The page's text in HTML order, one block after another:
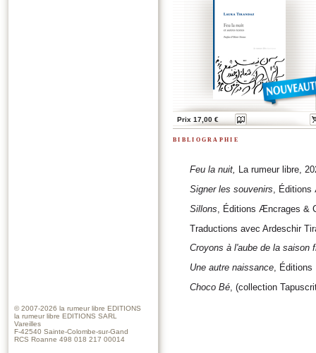
Prix 17,00 €
bibliographie
Feu la nuit, La rumeur libre,
Signer les souvenirs ,
Sillons , Éditions Æncrages &
Traductions avec Ardeschir
Croyons à l'aube de la saison
Une autre naissance, Éditions
Choco Bé , (collection
© 2007-2026 la rumeur libre EDITIONS
la rumeur libre EDITIONS SARL
Vareilles
F-42540 Sainte-Colombe-sur-Gand
RCS Roanne 498 018 217 00014